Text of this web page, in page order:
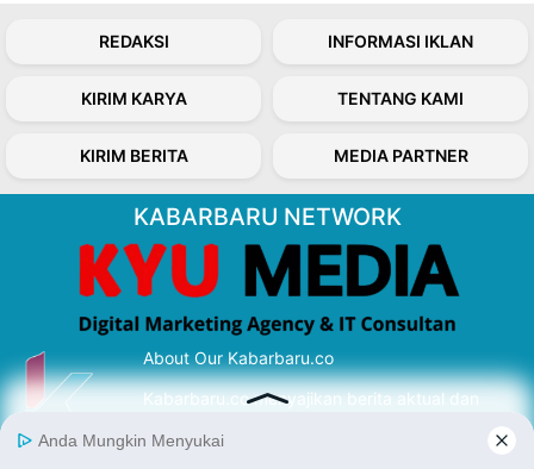
REDAKSI INFORMASI IKLAN
KIRIM KARYA TENTANG KAMI
KIRIM BERITA MEDIA PARTNER
KABARBARU NETWORK
About Our Kabarbaru.co
Kabarbaru.co menyajikan berita aktual dan
serta terverifikasi dari sumber yang tepat.